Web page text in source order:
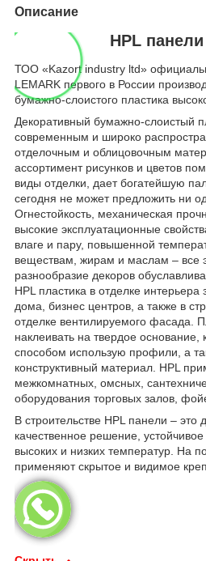
Описание
HPL
ТОО «Kazort industry ltd»
LEMARK первого в России
бумажно-слоистого пластика
Декоративный бумажно-слоистый
современным и широко
отделочным и облицовочным
ассортимент рисунков и цветов
виды отделки, дает богатейшую
сегодня не может предложить ни
Огнестойкость, механическая
высокие эксплуатационные
влаге и пару, повышенной
веществам, жирам и маслам – все
разнообразие декоров
HPL пластика в отделке
дома, бизнес центров, а также в
отделке вентилируемого фасада.
наклеивать на твердое основание,
способом использую профили, а
конструктивный материал. HPL
межкомнатных, омсных,
оборудования торговых залов,
В строительстве HPL панели – это
качественное решение,
высоких и низких температур. На
применяют скрытое и видимое